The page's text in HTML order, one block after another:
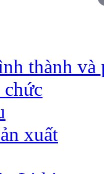
thành và
chức
xuất